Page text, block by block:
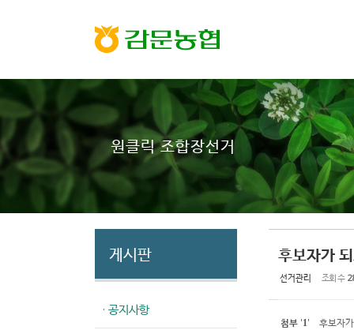
원클릭 조합장선거
게시판
· 공지사항
후보자가
선거관리 조회 수
첨부 '1' 후보자